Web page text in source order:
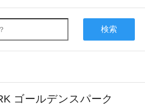
検索
ゴールデンスパーク